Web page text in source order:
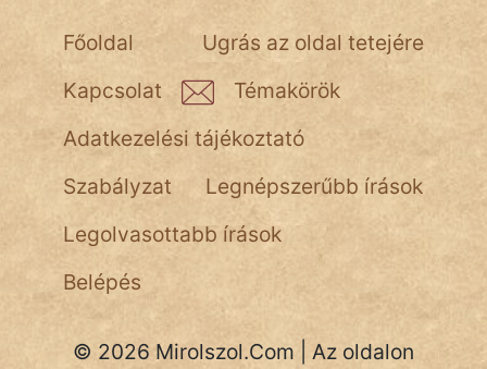
szegény legény
Hoffer Botond
szemfüles
Ugrás az oldal tetejére
Főoldal
Kapcsolat
Témakörök
Adatkezelési tájékoztató
Szabályzat
Legnépszerűbb írások
Legolvasottabb írások
Belépés
© 2026 Mirolszol.Com | Az oldalon